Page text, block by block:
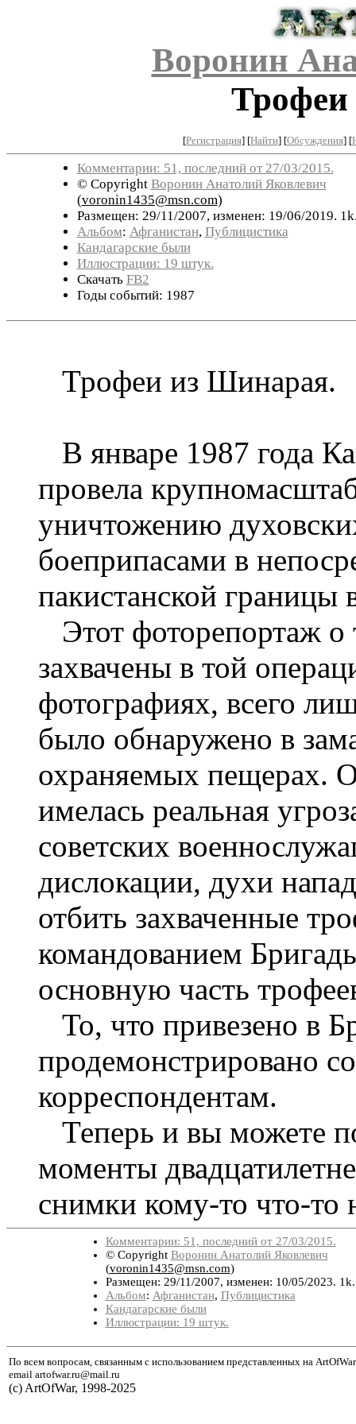
Воронин
[Регистрация] [Найти] [Обсуждения] [
Комментарии: 51, последний от 27/03/2015.
© Copyright Воронин Анатолий Яковлевич
(voronin1435@msn.com)
Размещен: 29/11/2007, изменен: 19/06/2019.
Альбом: Афганистан, Публицистика
Кандагарские были
Иллюстрации: 19 штук.
Скачать FB2
Годы событий: 1987
Трофеи из Шинарая.
В январе 1987 года
провела
уничтожению
боеприпасами в
пакистанской
Этот фоторепортаж о
захвачены в той
фотографиях, всего
было обнаружено в
охраняемых пещерах.
имелась реальная
советских
дислокации, духи
отбить захваченные
командованием
основную часть
То, что привезено в
продемонстрировано
корреспондентам.
Теперь и вы можете
моменты
снимки кому-то что-то
Комментарии: 51, последний от 27/03/2015.
© Copyright Воронин Анатолий Яковлевич
(voronin1435@msn.com)
Размещен: 29/11/2007, изменен: 10/05/2023.
Альбом: Афганистан, Публицистика
Кандагарские были
Иллюстрации: 19 штук.
По всем вопросам, связанным с использованием представленных на
email artofwar.ru@mail.ru
(с) ArtOfWar, 1998-2025